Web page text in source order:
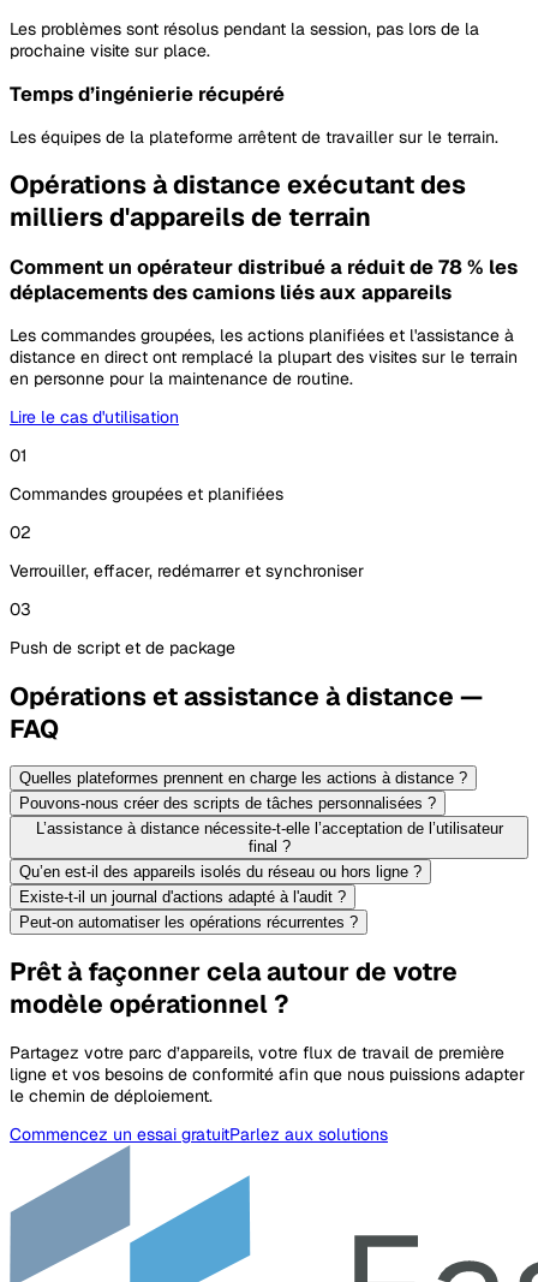
Les problèmes sont résolus pendant la session, pas lors de la
prochaine visite sur place.
Temps d’ingénierie récupéré
Les équipes de la plateforme arrêtent de travailler sur le terrain.
Opérations à distance exécutant des
milliers d'appareils de terrain
Comment un opérateur distribué a réduit de 78 % les
déplacements des camions liés aux appareils
Les commandes groupées, les actions planifiées et l'assistance à
distance en direct ont remplacé la plupart des visites sur le terrain
en personne pour la maintenance de routine.
Lire le cas d'utilisation
01
Commandes groupées et planifiées
02
Verrouiller, effacer, redémarrer et synchroniser
03
Push de script et de package
Opérations et assistance à distance —
FAQ
Quelles plateformes prennent en charge les actions à distance ?
Pouvons-nous créer des scripts de tâches personnalisées ?
L’assistance à distance nécessite-t-elle l’acceptation de l’utilisateur
final ?
Qu’en est-il des appareils isolés du réseau ou hors ligne ?
Existe-t-il un journal d'actions adapté à l'audit ?
Peut-on automatiser les opérations récurrentes ?
Prêt à façonner cela autour de votre
modèle opérationnel ?
Partagez votre parc d’appareils, votre flux de travail de première
ligne et vos besoins de conformité afin que nous puissions adapter
le chemin de déploiement.
Commencez un essai gratuitParlez aux solutions